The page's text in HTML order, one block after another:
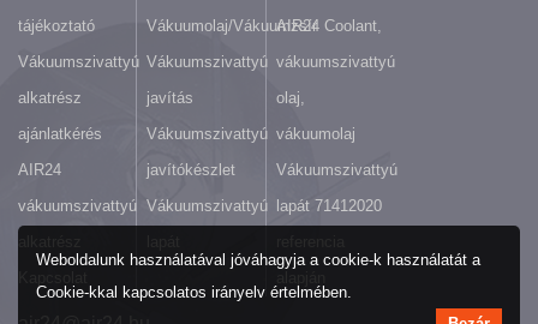
tájékoztató
Vákuumszivattyú
alkatrész
ajánlatkérés
AIR24
vákuumszivattyú
Vákuumolaj/Vákuumzsír
Vákuumszivattyú
javítás
Vákuumszivattyú
javítókészlet
Vákuumszivattyú
AIR24 Coolant,
vákuumszivattyú
olaj,
vákuumolaj
Vákuumszivattyú
lapát 71412020
Weboldalunk használatával jóváhagyja a cookie-k használatát a
Cookie-kkal kapcsolatos irányelv értelmében.